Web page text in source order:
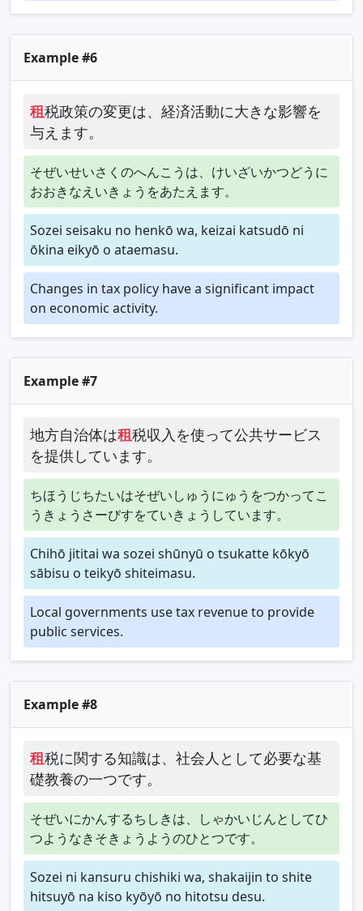
Example #6
租税政策の変更は、経済活動に大きな影響を
与えます。
そぜいせいさくのへんこうは、けいざいかつどうに
おおきなえいきょうをあたえます。
Sozei seisaku no henkō wa, keizai katsudō ni
ōkina eikyō o ataemasu.
Changes in tax policy have a significant impact
on economic activity.
Example #7
地方自治体は租税収入を使って公共サービス
を提供しています。
ちほうじちたいはそぜいしゅうにゅうをつかってこ
うきょうさーびすをていきょうしています。
Chihō jititai wa sozei shūnyū o tsukatte kōkyō
sābisu o teikyō shiteimasu.
Local governments use tax revenue to provide
public services.
Example #8
租税に関する知識は、社会人として必要な基
礎教養の一つです。
そぜいにかんするちしきは、しゃかいじんとしてひ
つようなきそきょうようのひとつです。
Sozei ni kansuru chishiki wa, shakaijin to shite
hitsuyō na kiso kyōyō no hitotsu desu.